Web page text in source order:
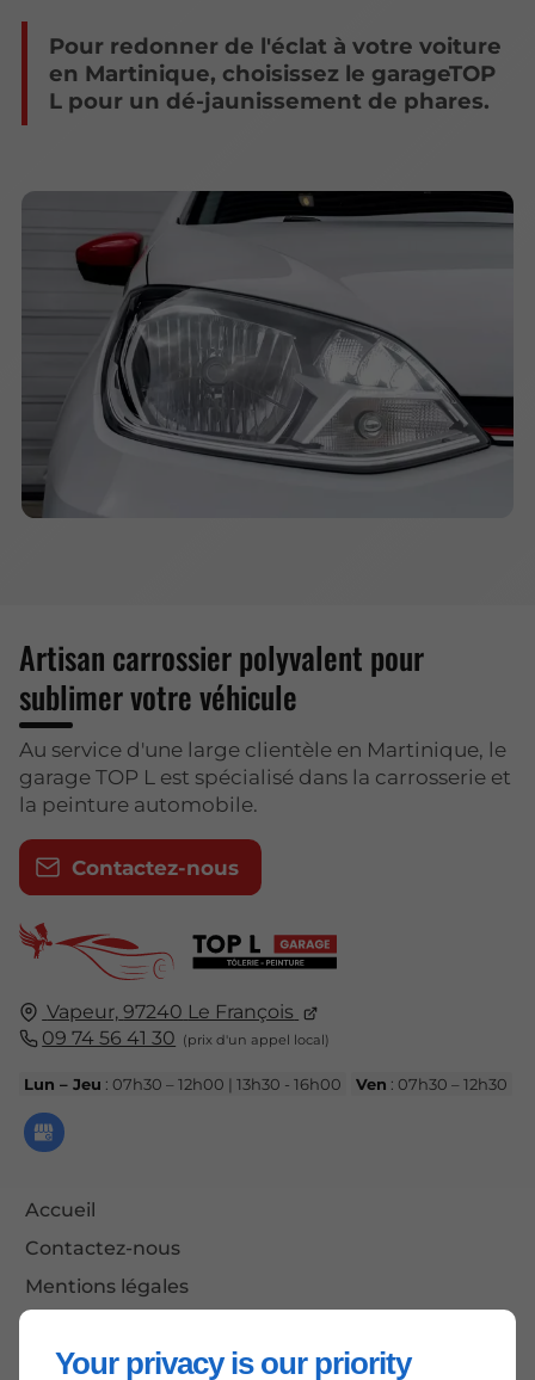
Your privacy is our priority
Pour redonner de l'éclat à votre voiture
en Martinique, choisissez le garageTOP
L pour un dé-jaunissement de phares.
Vapeur, 97240 Le François
09 74 56 41 30
Lun – Jeu : 07h30 – 12h00 | 13h30 - 16h00 Ven : 07h30 – 12h30
Accueil
Contactez-nous
Mentions légales
Artisan carrossier polyvalent pour
sublimer votre véhicule
Au service d'une large clientèle en Martinique, le
garage TOP L est spécialisé dans la carrosserie et
la peinture automobile.
Contactez-nous